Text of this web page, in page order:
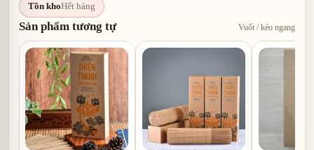
Tồn khoHết hàng
Sản phẩm tương tự Vuốt / kéo ngang